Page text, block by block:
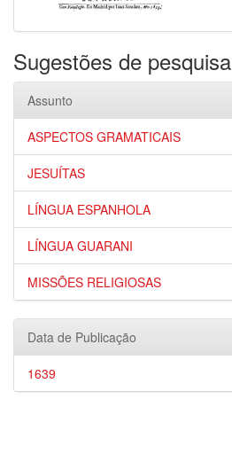
Sugestões de pesquisa
Assunto
ASPECTOS GRAMATICAIS
JESUÍTAS
LÍNGUA ESPANHOLA
LÍNGUA GUARANI
MISSÕES RELIGIOSAS
Data de Publicação
1639